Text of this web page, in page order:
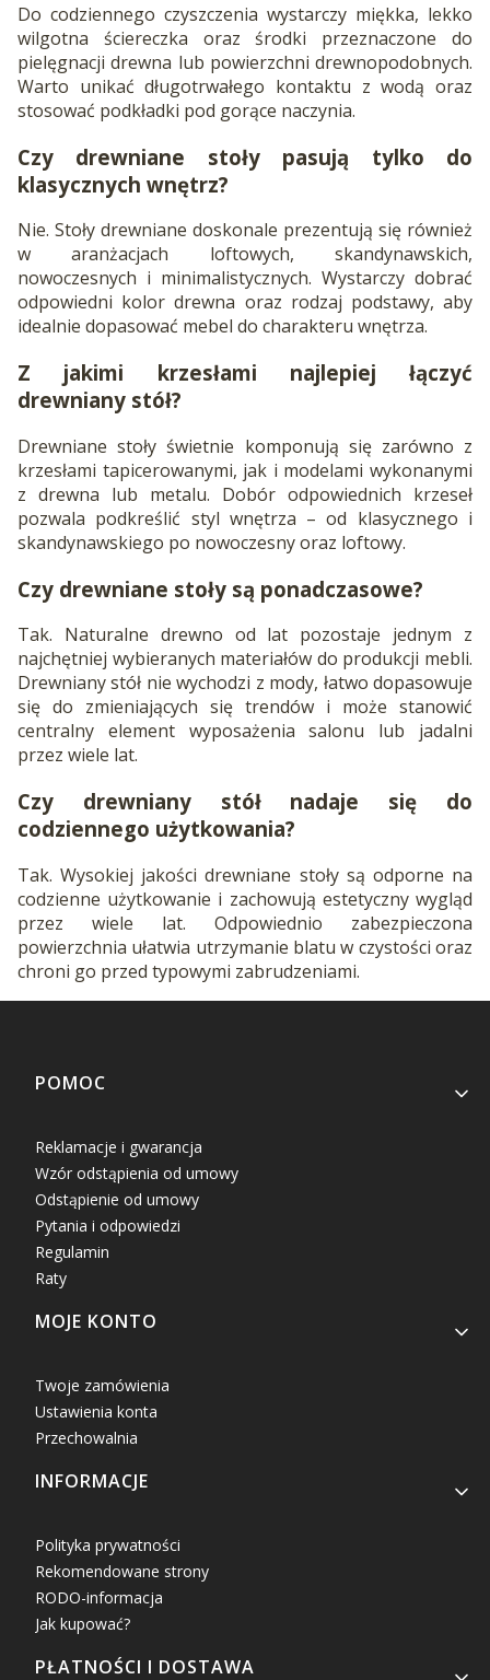
Do codziennego czyszczenia wystarczy miękka, lekko
wilgotna ściereczka oraz środki przeznaczone do
pielęgnacji drewna lub powierzchni drewnopodobnych.
Warto unikać długotrwałego kontaktu z wodą oraz
stosować podkładki pod gorące naczynia.
Czy drewniane stoły pasują tylko do
klasycznych wnętrz?
Nie. Stoły drewniane doskonale prezentują się również
w aranżacjach loftowych, skandynawskich,
nowoczesnych i minimalistycznych. Wystarczy dobrać
odpowiedni kolor drewna oraz rodzaj podstawy, aby
idealnie dopasować mebel do charakteru wnętrza.
Z jakimi krzesłami najlepiej łączyć
drewniany stół?
Drewniane stoły świetnie komponują się zarówno z
krzesłami tapicerowanymi, jak i modelami wykonanymi
z drewna lub metalu. Dobór odpowiednich krzeseł
pozwala podkreślić styl wnętrza – od klasycznego i
skandynawskiego po nowoczesny oraz loftowy.
Czy drewniane stoły są ponadczasowe?
Tak. Naturalne drewno od lat pozostaje jednym z
najchętniej wybieranych materiałów do produkcji mebli.
Drewniany stół nie wychodzi z mody, łatwo dopasowuje
się do zmieniających się trendów i może stanowić
centralny element wyposażenia salonu lub jadalni
przez wiele lat.
Czy drewniany stół nadaje się do
codziennego użytkowania?
Tak. Wysokiej jakości drewniane stoły są odporne na
codzienne użytkowanie i zachowują estetyczny wygląd
przez wiele lat. Odpowiednio zabezpieczona
powierzchnia ułatwia utrzymanie blatu w czystości oraz
chroni go przed typowymi zabrudzeniami.
Linki w stopce
POMOC
Reklamacje i gwarancja
Wzór odstąpienia od umowy
Odstąpienie od umowy
Pytania i odpowiedzi
Regulamin
Raty
MOJE KONTO
Twoje zamówienia
Ustawienia konta
Przechowalnia
INFORMACJE
Polityka prywatności
Rekomendowane strony
RODO-informacja
Jak kupować?
PŁATNOŚCI I DOSTAWA